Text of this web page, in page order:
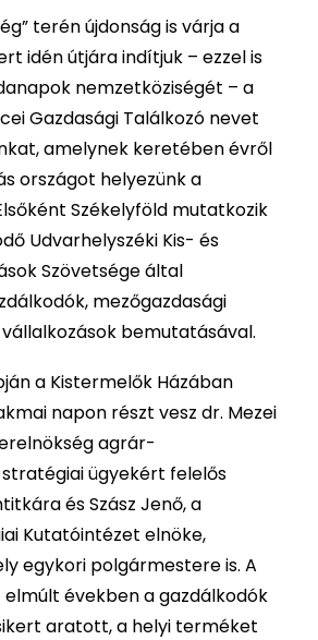
terén újdonság is várja a
idén útjára indítjuk – ezzel is
nemzetköziségét – a
Gazdasági Találkozó nevet
amelynek keretében évről
országot helyezünk a
Székelyföld mutatkozik
Udvarhelyszéki Kis- és
Szövetsége által
mezőgazdasági
bemutatásával.
a Kistermelők Házában
napon részt vesz dr. Mezei
agrár-
ügyekért felelős
és Szász Jenő, a
Kutatóintézet elnöke,
egykori polgármestere is. A
elmúlt években a gazdálkodók
aratott, a helyi terméket